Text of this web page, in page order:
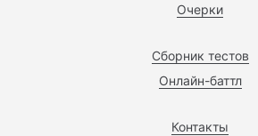
Очерки
Сборник тестов
Онлайн-баттл
Контакты